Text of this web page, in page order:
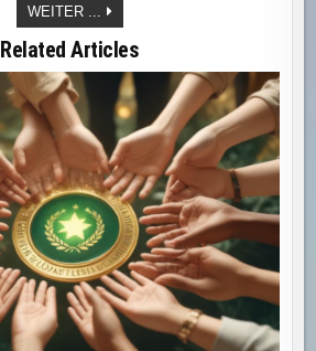
WEITER ...
„UNTERNEHMEN
STEIGERN
SKALIERUNG
DURCH
NUTZUNG
VON
CLOUD
COMPUTING:
VORTEILE
UND
STRATEGIEN.“
Related Articles